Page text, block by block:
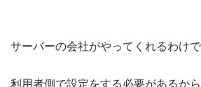
サーバーの会社がやってくれるわけで
利用者側で設定をする必要があるから